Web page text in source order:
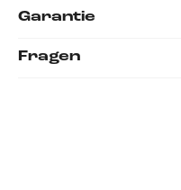
Garantie
Fragen